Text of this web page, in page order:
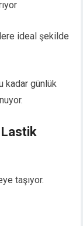
ideal şekilde
kadar günlük
taşıyor.